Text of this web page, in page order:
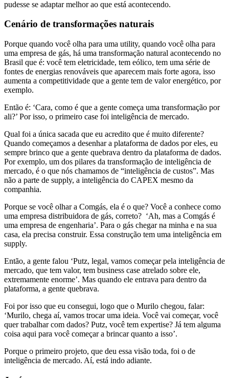
pudesse se adaptar melhor ao que está acontecendo.
Cenário de transformações naturais
Porque quando você olha para uma utility, quando você olha para
uma empresa de gás, há uma transformação natural acontecendo no
Brasil que é: você tem eletricidade, tem eólico, tem uma série de
fontes de energias renováveis que aparecem mais forte agora, isso
aumenta a competitividade que a gente tem de valor energético, por
exemplo.
Então é: ‘Cara, como é que a gente começa uma transformação por
ali?’ Por isso, o primeiro case foi inteligência de mercado.
Qual foi a única sacada que eu acredito que é muito diferente?
Quando começamos a desenhar a plataforma de dados por eles, eu
sempre brinco que a gente quebrava dentro da plataforma de dados.
Por exemplo, um dos pilares da transformação de inteligência de
mercado, é o que nós chamamos de “inteligência de custos”. Mas
não a parte de supply, a inteligência do CAPEX mesmo da
companhia.
Porque se você olhar a Comgás, ela é o que? Você a conhece como
uma empresa distribuidora de gás, correto? ‘Ah, mas a Comgás é
uma empresa de engenharia’. Para o gás chegar na minha e na sua
casa, ela precisa construir. Essa construção tem uma inteligência em
supply.
Então, a gente falou ‘Putz, legal, vamos começar pela inteligência de
mercado, que tem valor, tem business case atrelado sobre ele,
extremamente enorme’. Mas quando ele entrava para dentro da
plataforma, a gente quebrava.
Foi por isso que eu consegui, logo que o Murilo chegou, falar:
‘Murilo, chega aí, vamos trocar uma ideia. Você vai começar, você
quer trabalhar com dados? Putz, você tem expertise? Já tem alguma
coisa aqui para você começar a brincar quanto a isso’.
Porque o primeiro projeto, que deu essa visão toda, foi o de
inteligência de mercado. Aí, está indo adiante.